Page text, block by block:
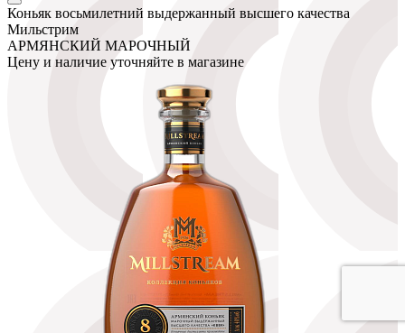
Коньяк восьмилетний выдержанный высшего качества
Мильстрим
АРМЯНСКИЙ МАРОЧНЫЙ
Цену и наличие уточняйте в магазине